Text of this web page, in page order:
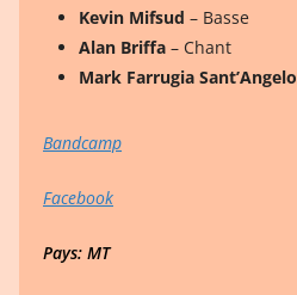
Kevin Mifsud – Basse
Alan Briffa – Chant
Mark Farrugia Sant’Angelo
Bandcamp
Facebook
Pays: MT